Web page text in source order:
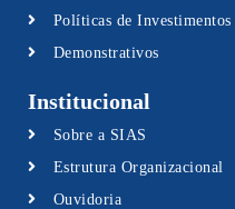
Políticas de Investimentos
Demonstrativos
Institucional
Sobre a SIAS
Estrutura Organizacional
Ouvidoria